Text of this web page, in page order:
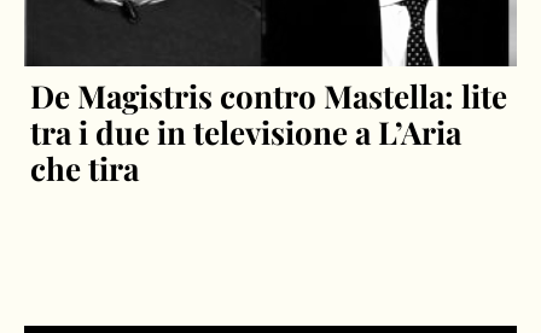
De Magistris contro Mastella: lite
tra i due in televisione a L’Aria
che tira